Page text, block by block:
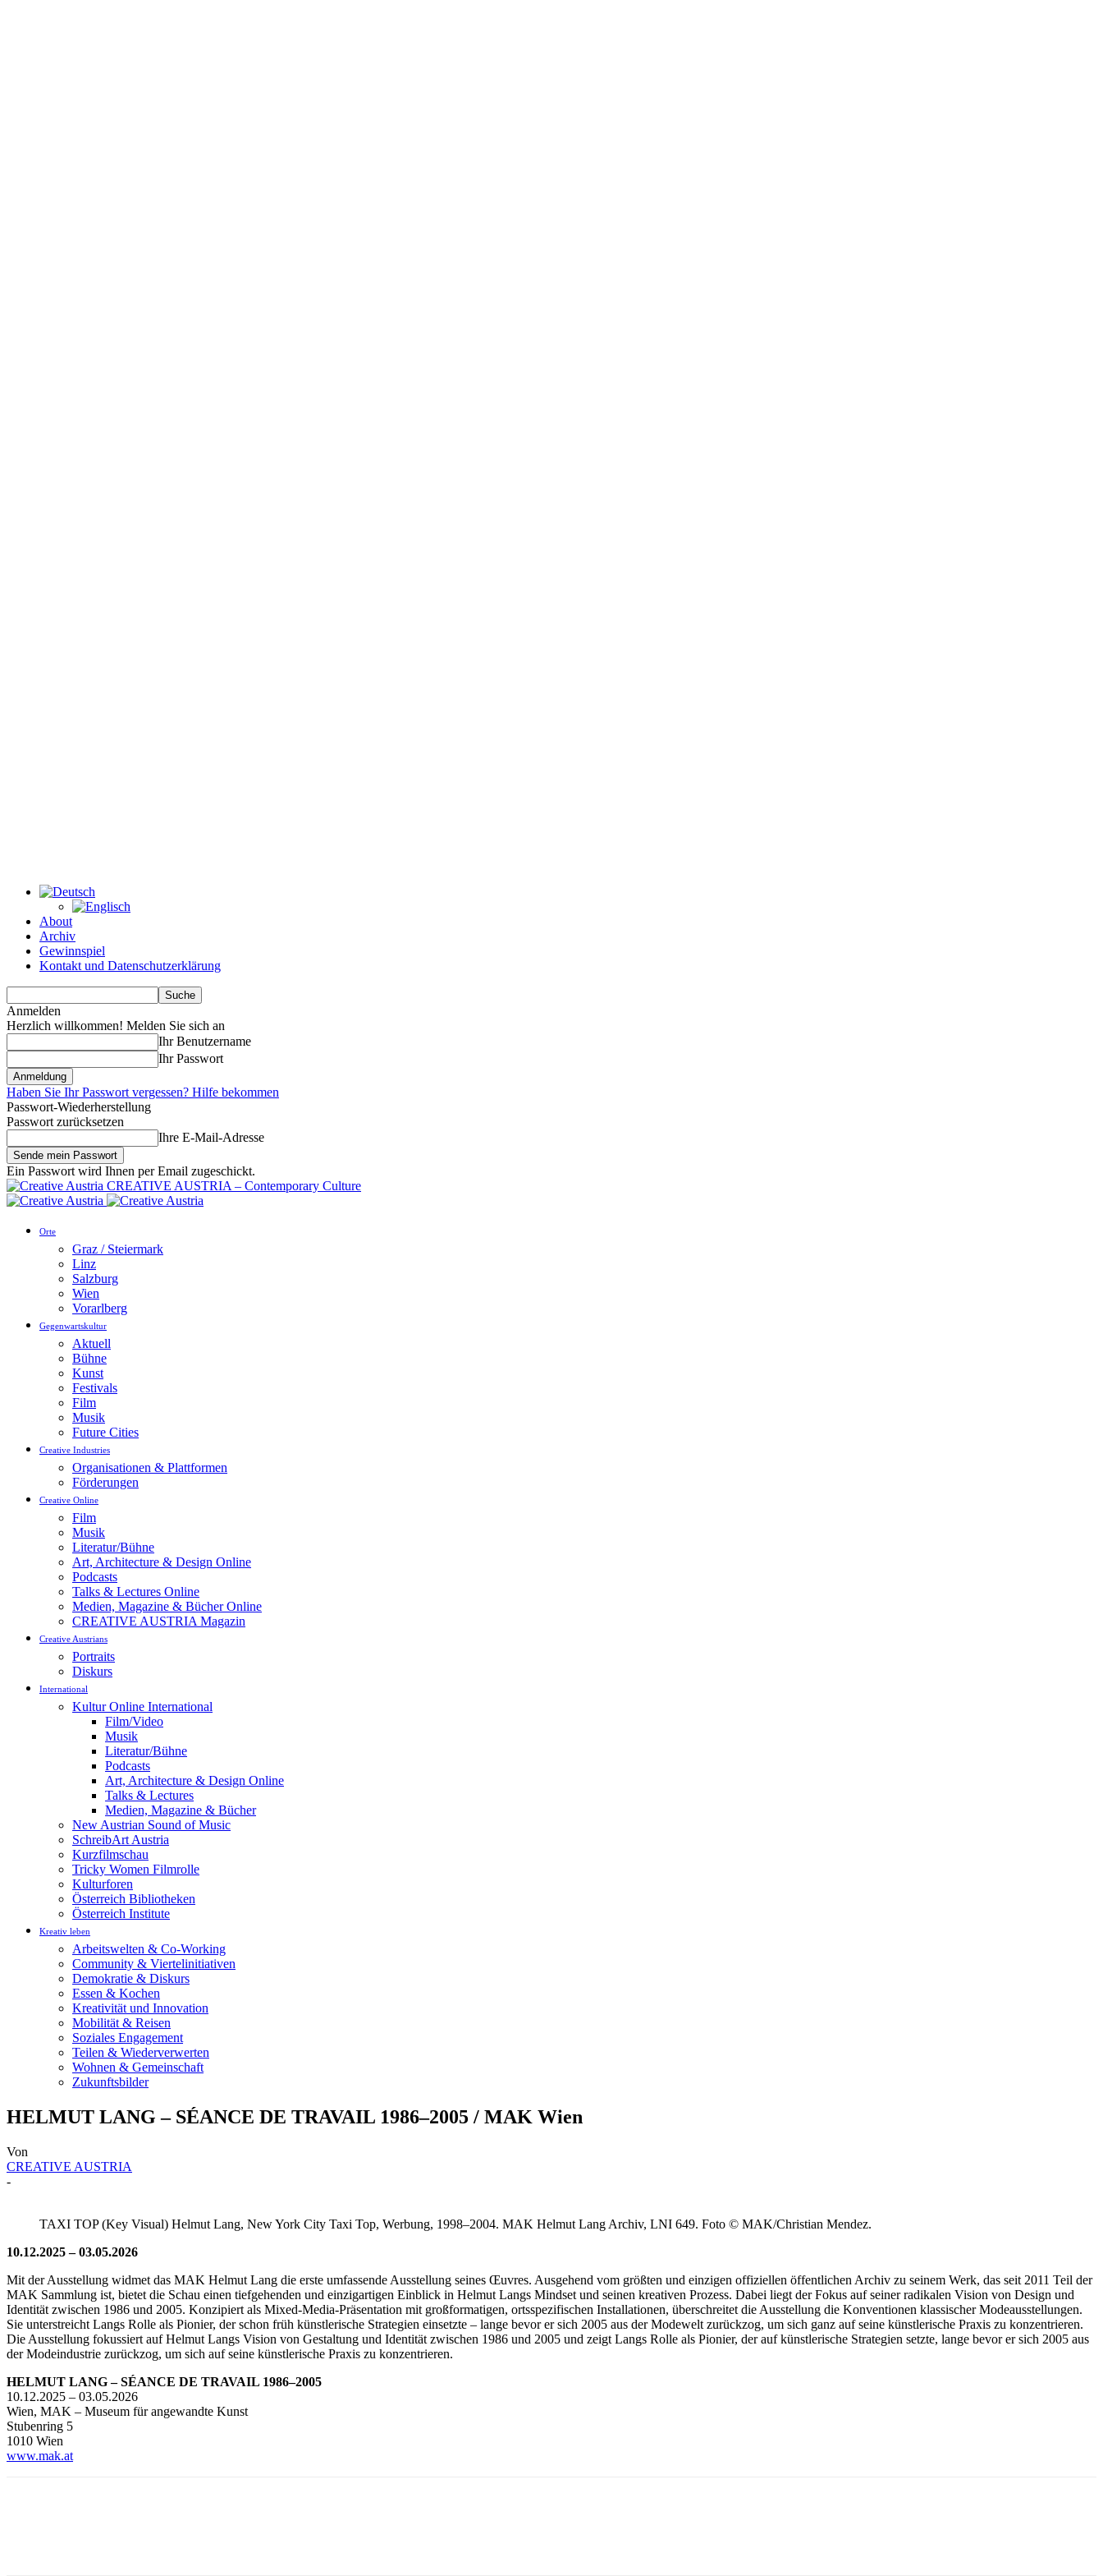
About
Archiv
Gewinnspiel
Kontakt und Datenschutzerklärung
Anmelden
Herzlich willkommen! Melden Sie sich an
Ihr Benutzername
Ihr Passwort
Haben Sie Ihr Passwort vergessen? Hilfe bekommen
Passwort-Wiederherstellung
Passwort zurücksetzen
Ihre E-Mail-Adresse
Ein Passwort wird Ihnen per Email zugeschickt.
CREATIVE AUSTRIA – Contemporary Culture
Orte
Graz / Steiermark
Linz
Salzburg
Wien
Vorarlberg
Gegenwartskultur
Aktuell
Bühne
Kunst
Festivals
Film
Musik
Future Cities
Creative Industries
Organisationen & Plattformen
Förderungen
Creative Online
Film
Musik
Literatur/Bühne
Art, Architecture & Design Online
Podcasts
Talks & Lectures Online
Medien, Magazine & Bücher Online
CREATIVE AUSTRIA Magazin
Creative Austrians
Portraits
Diskurs
International
Kultur Online International
Film/Video
Musik
Literatur/Bühne
Podcasts
Art, Architecture & Design Online
Talks & Lectures
Medien, Magazine & Bücher
New Austrian Sound of Music
SchreibArt Austria
Kurzfilmschau
Tricky Women Filmrolle
Kulturforen
Österreich Bibliotheken
Österreich Institute
Kreativ leben
Arbeitswelten & Co-Working
Community & Viertelinitiativen
Demokratie & Diskurs
Essen & Kochen
Kreativität und Innovation
Mobilität & Reisen
Soziales Engagement
Teilen & Wiederverwerten
Wohnen & Gemeinschaft
Zukunftsbilder
HELMUT LANG – SÉANCE DE TRAVAIL 1986–2005 / MAK Wien
Von
CREATIVE AUSTRIA
-
TAXI TOP (Key Visual) Helmut Lang, New York City Taxi Top, Werbung, 1998–2004. MAK Helmut Lang Archiv, LNI 649. Foto © MAK/Christian Mendez.
10.12.2025 – 03.05.2026
Mit der Ausstellung widmet das MAK Helmut Lang die erste umfassende Ausstellung seines Œuvres. Ausgehend vom größten und einzigen offiziellen öffentlichen Archiv zu seinem Werk, das seit 2011 Teil der
MAK Sammlung ist, bietet die Schau einen tiefgehenden und einzigartigen Einblick in Helmut Langs Mindset und seinen kreativen Prozess. Dabei liegt der Fokus auf seiner radikalen Vision von Design und
Identität zwischen 1986 und 2005. Konzipiert als Mixed-Media-Präsentation mit großformatigen, ortsspezifischen Installationen, überschreitet die Ausstellung die Konventionen klassischer Modeausstellungen.
Sie unterstreicht Langs Rolle als Pionier, der schon früh künstlerische Strategien einsetzte – lange bevor er sich 2005 aus der Modewelt zurückzog, um sich ganz auf seine künstlerische Praxis zu konzentrieren.
Die Ausstellung fokussiert auf Helmut Langs Vision von Gestaltung und Identität zwischen 1986 und 2005 und zeigt Langs Rolle als Pionier, der auf künstlerische Strategien setzte, lange bevor er sich 2005 aus
der Modeindustrie zurückzog, um sich auf seine künstlerische Praxis zu konzentrieren.
HELMUT LANG – SÉANCE DE TRAVAIL 1986–2005
10.12.2025 – 03.05.2026
Wien, MAK – Museum für angewandte Kunst
Stubenring 5
1010 Wien
www.mak.at